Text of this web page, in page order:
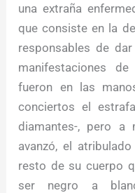
una extraña
que consiste en la
responsables de
manifestaciones
fueron en las
conciertos el
diamantes-, pero a
avanzó, el
resto de su cuerpo
ser negro a